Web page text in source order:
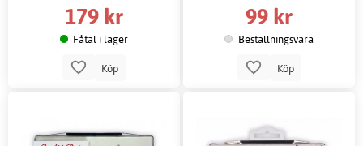
179 kr
Fåtal i lager
Köp
99 kr
Beställningsvara
Köp